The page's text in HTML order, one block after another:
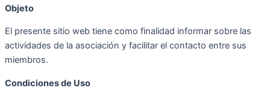
Objeto
El presente sitio web tiene como finalidad informar sobre las
actividades de la asociación y facilitar el contacto entre sus
miembros.
Condiciones de Uso